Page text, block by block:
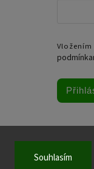
Souhlasím